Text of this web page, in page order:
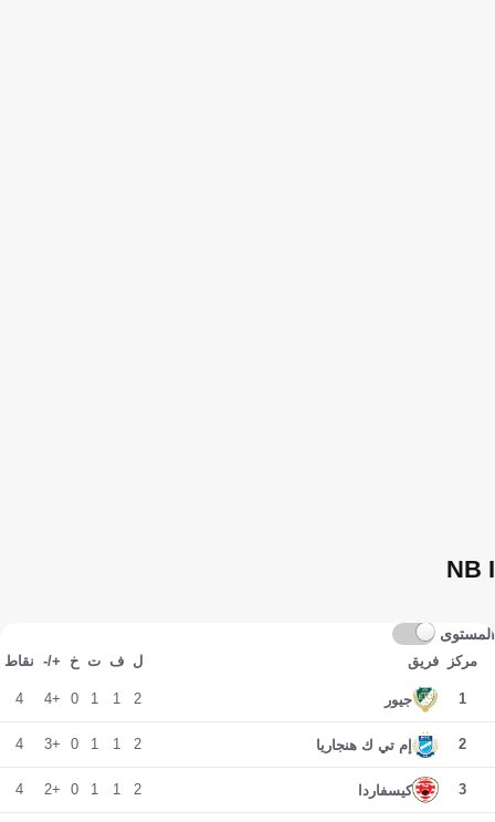
NB I
المستوى
مركز فريق ل ف ت خ +/- نقاط
1 جيور 2
1
1
0
+4
4
2 إم تي ك هنجاريا 2
1
1
0
+3
4
3 كيسفاردا 2
1
1
0
+2
4